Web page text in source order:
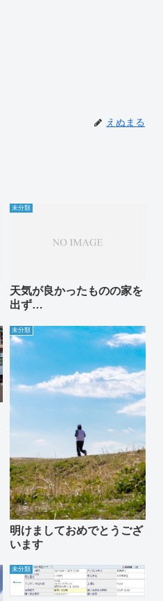
えぬまる
未分類
天気が良かったものの家を
出ず…
未分類
明けましておめでとうござ
います
未分類